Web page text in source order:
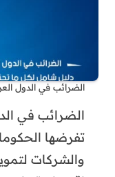
الضرائب في الدول
الضرائب في
تفرضها
والشركات